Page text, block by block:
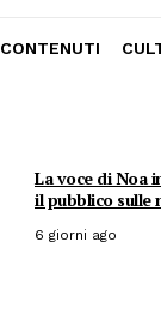
CONTENUTI
La voce di Noa
il pubblico sulle
6 giorni ago